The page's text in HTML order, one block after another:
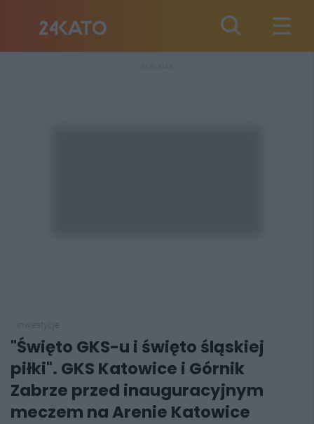
"Święto GKS-u i święto śląskiej
piłki". GKS Katowice i Górnik
Zabrze przed inauguracyjnym
meczem na Arenie Katowice